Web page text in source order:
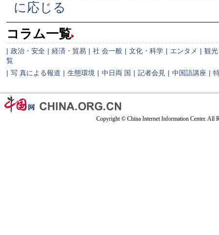
に応じる
コラム一覧
| 政治・安全 | 経済・貿易 | 社 会一般 | 文化・科学 | エンタメ | 観光
覧
| 写 真による報道 | 生態環境 | 中日両 国 | 記者会見 | 中国語講座 |